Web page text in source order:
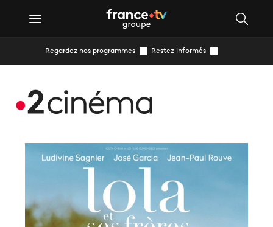
Regardez nos programmes Restez informés